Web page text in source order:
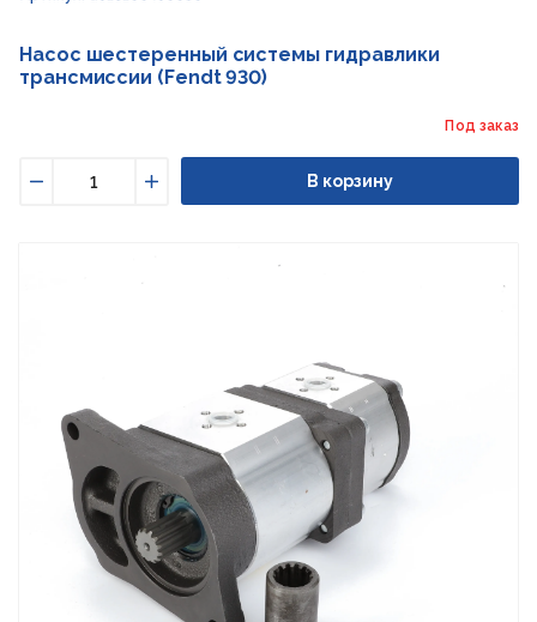
Насос шестеренный системы гидравлики
трансмиссии (Fendt 930)
Под заказ
Увеличить
В корзину